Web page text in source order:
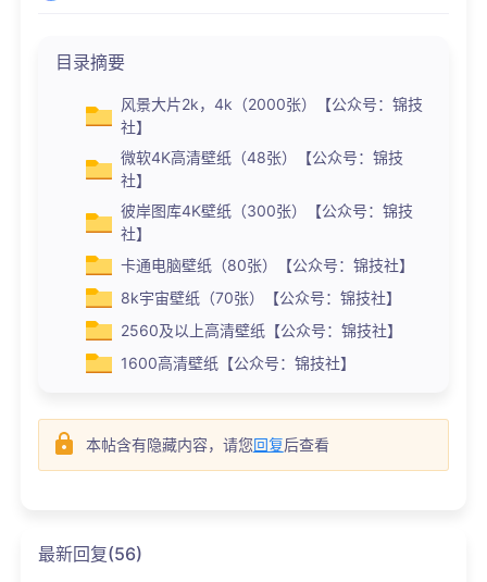
目录摘要
风景大片2k，4k（2000张）【公众号：锦技
社】
微软4K高清壁纸（48张）【公众号：锦技
社】
彼岸图库4K壁纸（300张）【公众号：锦技
社】
卡通电脑壁纸（80张）【公众号：锦技社】
8k宇宙壁纸（70张）【公众号：锦技社】
2560及以上高清壁纸【公众号：锦技社】
1600高清壁纸【公众号：锦技社】
本帖含有隐藏内容，请您回复后查看
最新回复(56)